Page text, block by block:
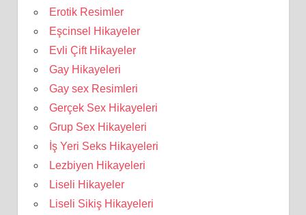
Erotik Resimler
Eşcinsel Hikayeler
Evli Çift Hikayeler
Gay Hikayeleri
Gay sex Resimleri
Gerçek Sex Hikayeleri
Grup Sex Hikayeleri
İş Yeri Seks Hikayeleri
Lezbiyen Hikayeleri
Liseli Hikayeler
Liseli Sikiş Hikayeleri